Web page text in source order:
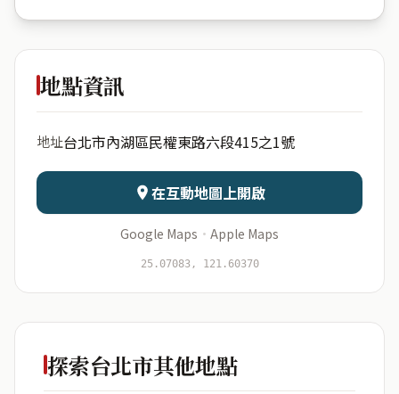
維妮花園
日期 出生時辰
資料僅用於即時分析，不會儲存於伺服器
地點資訊
地址台北市內湖區民權東路六段415之1號
在互動地圖上開啟
Google Maps · Apple Maps
25.07083, 121.60370
探索台北市其他地點